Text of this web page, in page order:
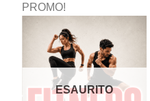
PROMO!
ESAURITO